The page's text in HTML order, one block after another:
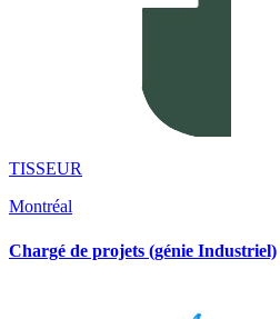
TISSEUR
Montréal
Chargé de projets (génie Industriel)